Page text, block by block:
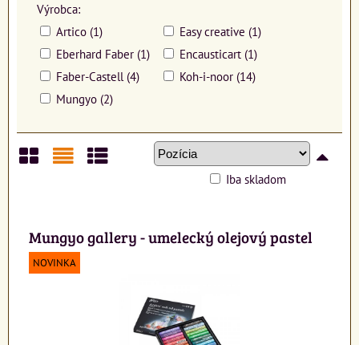
Výrobca:
Artico (1)
Easy creative (1)
Eberhard Faber (1)
Encausticart (1)
Faber-Castell (4)
Koh-i-noor (14)
Mungyo (2)
Iba skladom
Mungyo gallery - umelecký olejový pastel
NOVINKA